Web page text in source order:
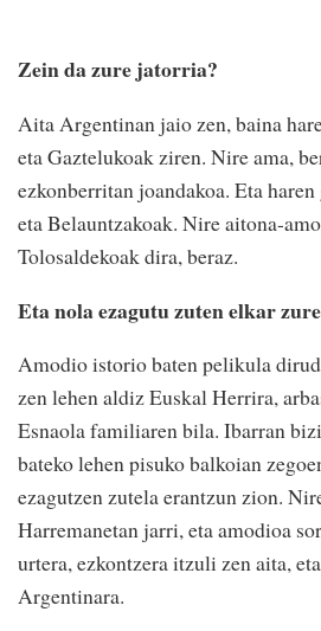
Zein da zure jatorria?
Aita Argentinan jaio zen, baina
eta Gaztelukoak ziren. Nire ama,
ezkonberritan joandakoa. Eta
eta Belauntzakoak. Nire aitona-
Tolosaldekoak dira, beraz.
Eta nola ezagutu zuten elkar
Amodio istorio baten pelikula
zen lehen aldiz Euskal Herrira,
Esnaola familiaren bila. Ibarran
bateko lehen pisuko balkoian
ezagutzen zutela erantzun zion.
Harremanetan jarri, eta amodioa
urtera, ezkontzera itzuli zen aita,
Argentinara.